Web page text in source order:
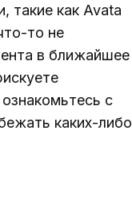
такие как Avata
то не
в ближайшее
с
каких-либо